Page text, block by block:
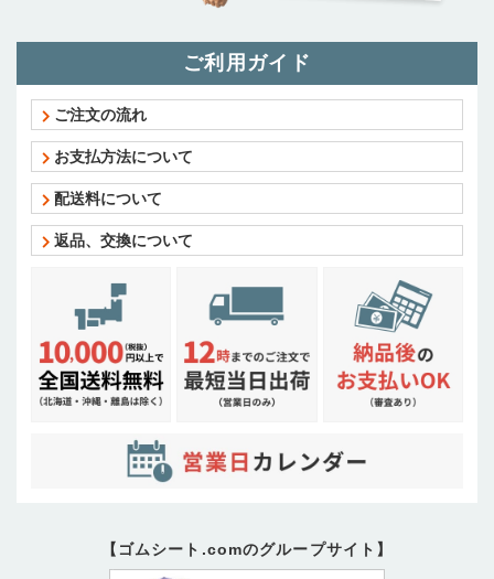
ご利用ガイド
ご注文の流れ
お支払方法について
配送料について
返品、交換について
【ゴムシート.comのグループサイト】